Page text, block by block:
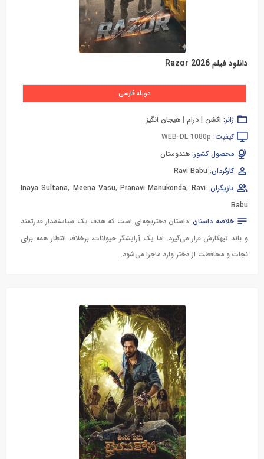
دانلود فیلم Razor 2026
دوبله فارسی
ژانر: اکشن | درام | هیجان انگیز
کیفیت: WEB-DL 1080p
محصول کشور: هندوستان
کارگردان: Ravi Babu
بازیگران:
Inaya Sultana, Meena Vasu, Pranavi Manukonda, Ravi
Babu
خلاصه داستان: داستان دختربچه‌ای است که هدف یک سیاستمدار قدرتمند
و باند تبهکارش قرار می‌گیرد. اما یک آرایشگر حیوانات، برخلاف انتظار همه برای
نجات و محافظت از دختر وارد ماجرا می‌شود.